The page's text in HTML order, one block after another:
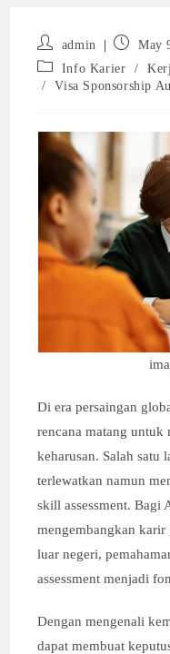
Post
author:
admin
Post May
Post
category:
Info Karier /
/
Visa Sponsorship
Di era persaingan
rencana matang untuk
keharusan. Salah satu
terlewatkan namun
skill assessment. Bagi
mengembangkan
luar negeri,
assessment menjadi
Dengan mengenali
dapat membuat